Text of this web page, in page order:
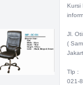
Kursi
Jl.
(
Tlp :
021-